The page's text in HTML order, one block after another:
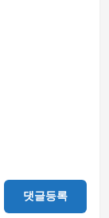
댓글등록